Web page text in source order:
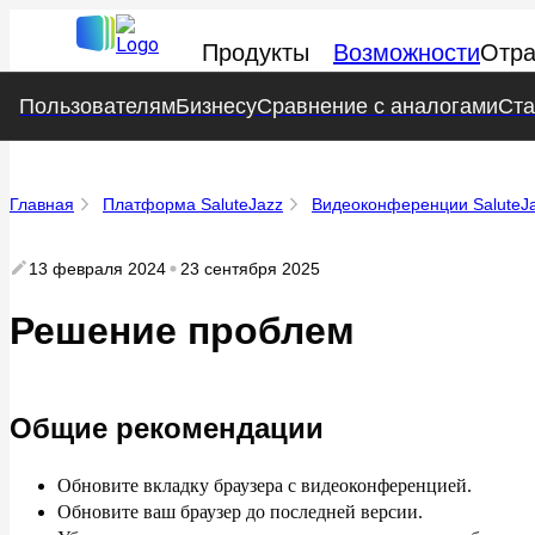
Продукты Возможности
ПользователямБизнесуСравнение с аналогами
ПользователямБизнесуСравнение с аналогами
Главная Платформа SaluteJazz Видеоконференции
13 февраля 2024 23 сентября 2025
Решение проблем
Общие рекомендации
Обновите вкладку браузера с видеоконференцией.
Обновите ваш браузер до последней версии.